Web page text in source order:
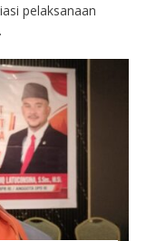
pelaksanaan